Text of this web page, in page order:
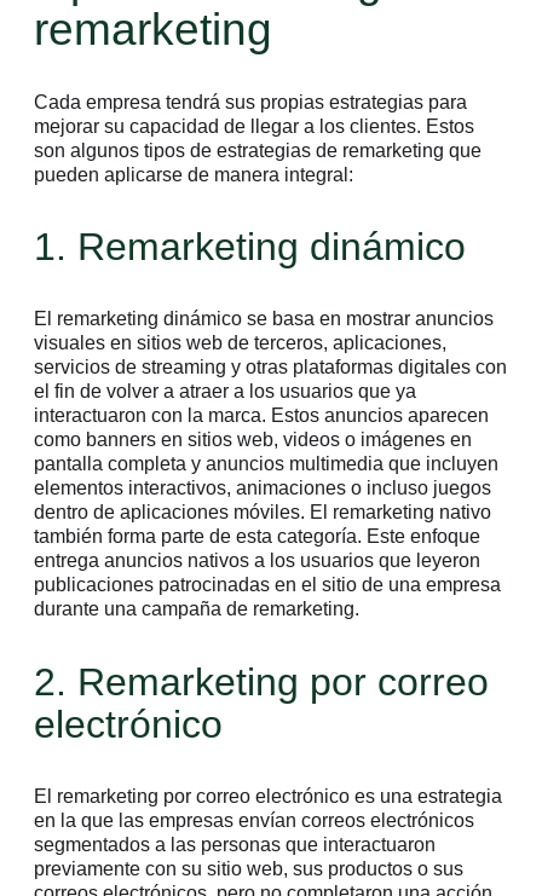
remarketing
Cada empresa tendrá sus propias estrategias para
mejorar su capacidad de llegar a los clientes. Estos
son algunos tipos de estrategias de remarketing que
pueden aplicarse de manera integral:
1. Remarketing dinámico
El remarketing dinámico se basa en mostrar anuncios
visuales en sitios web de terceros, aplicaciones,
servicios de streaming y otras plataformas digitales con
el fin de volver a atraer a los usuarios que ya
interactuaron con la marca. Estos anuncios aparecen
como banners en sitios web, videos o imágenes en
pantalla completa y anuncios multimedia que incluyen
elementos interactivos, animaciones o incluso juegos
dentro de aplicaciones móviles. El remarketing nativo
también forma parte de esta categoría. Este enfoque
entrega anuncios nativos a los usuarios que leyeron
publicaciones patrocinadas en el sitio de una empresa
durante una campaña de remarketing.
2. Remarketing por correo
electrónico
El remarketing por correo electrónico es una estrategia
en la que las empresas envían correos electrónicos
segmentados a las personas que interactuaron
previamente con su sitio web, sus productos o sus